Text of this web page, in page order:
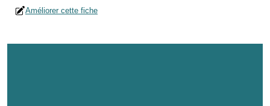
Améliorer cette fiche